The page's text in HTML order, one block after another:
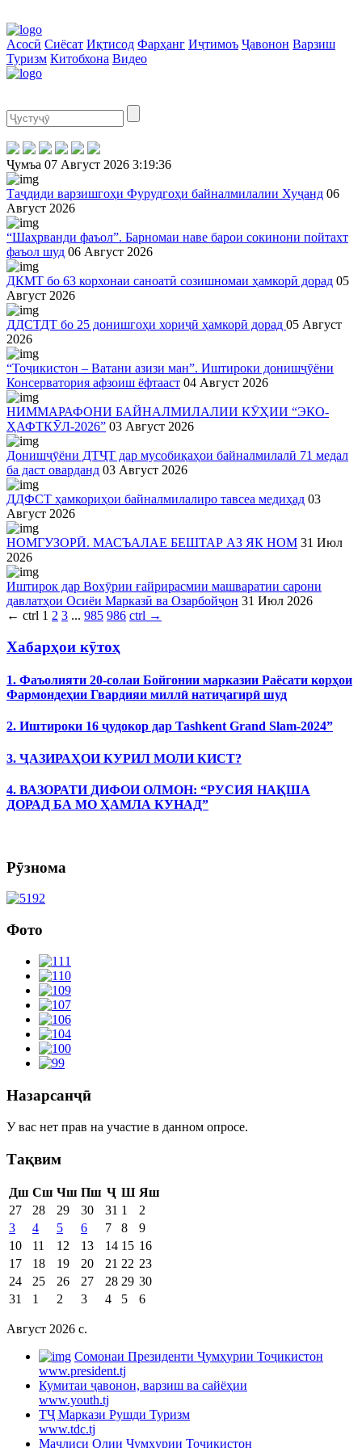
Асосӣ Сиёсат Иқтисод Фарҳанг Иҷтимоъ Ҷавонон Варзиш
Туризм Китобхона Видео
Ҷумъа 07 Август 2026 3:19:36
Таҷдиди варзишгоҳи Фурудгоҳи байналмилалии Хуҷанд 06
Август 2026
“Шаҳрванди фаъол”. Барномаи наве барои сокинони пойтахт
фаъол шуд 06 Август 2026
ДКМТ бо 63 корхонаи саноатӣ созишномаи ҳамкорӣ дорад 05
Август 2026
ДДСТДТ бо 25 донишгоҳи хориҷӣ ҳамкорӣ дорад 05 Август
2026
“Тоҷикистон – Ватани азизи ман”. Иштироки донишҷӯёни
Консерватория афзоиш ёфтааст 04 Август 2026
НИММАРАФОНИ БАЙНАЛМИЛАЛИИ КӮҲИИ “ЭКО-
ҲАФТКӮЛ-2026” 03 Август 2026
Донишҷӯёни ДТҶТ дар мусобиқаҳои байналмилалӣ 71 медал
ба даст оварданд 03 Август 2026
ДДФСТ ҳамкориҳои байналмилалиро тавсеа медиҳад 03
Август 2026
НОМГУЗОРӢ. МАСЪАЛАЕ БЕШТАР АЗ ЯК НОМ 31 Июл
2026
Иштирок дар Вохӯрии ғайрирасмии машваратии сарони
давлатҳои Осиёи Марказӣ ва Озарбойҷон 31 Июл 2026
← ctrl 1 2 3 ... 985 986 ctrl →
Хабарҳои кӯтоҳ
1. Фаъолияти 20-солаи Бойгонии марказии Раёсати корҳои
Фармондеҳии Гвардияи миллӣ натиҷагирӣ шуд
2. Иштироки 16 ҷудокор дар Tashkent Grand Slam-2024”
3. ҶАЗИРАҲОИ КУРИЛ МОЛИ КИСТ?
4. ВАЗОРАТИ ДИФОИ ОЛМОН: “РУСИЯ НАҚША
ДОРАД БА МО ҲАМЛА КУНАД”
Рӯзнома
Фото
Назарсанҷӣ
У вас нет прав на участие в данном опросе.
Тақвим
Дш Сш Чш Пш Ҷ Ш Яш
27
28 29 30 31 1
2
3
4 5 6 7 8
9
10
11 12 13 14 15 16
17
18 19 20 21 22 23
24
25 26 27 28 29 30
31
1 2 3 4 5 6
Август 2026 c.
Cомонаи Президенти Ҷумҳурии Тоҷикистон
www.president.tj
Кумитаи ҷавонон, варзиш ва сайёҳии
www.youth.tj
ТҶ Маркази Рушди Туризм
www.tdc.tj
Маҷлиси Олии Ҷумҳурии Тоҷикистон